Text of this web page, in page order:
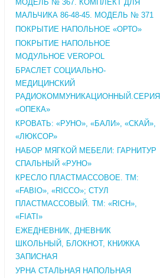
МОДЕЛЬ № 367. КОМПЛЕКТ ДЛЯ
МАЛЬЧИКА 86-48-45. МОДЕЛЬ № 371
ПОКРЫТИЕ НАПОЛЬНОЕ «ОРТО»
ПОКРЫТИЕ НАПОЛЬНОЕ
МОДУЛЬНОЕ VEROPOL
БРАСЛЕТ СОЦИАЛЬНО-
МЕДИЦИНСКИЙ
РАДИОКОММУНИКАЦИОННЫЙ.СЕРИЯ
«ОПЕКА»
КРОВАТЬ: «РУНО», «БАЛИ», «СКАЙ»,
«ЛЮКСОР»
НАБОР МЯГКОЙ МЕБЕЛИ: ГАРНИТУР
СПАЛЬНЫЙ «РУНО»
КРЕСЛО ПЛАСТМАССОВОЕ. ТМ:
«FABIO», «RICCO»; СТУЛ
ПЛАСТМАССОВЫЙ. ТМ: «RICH»,
«FIATI»
ЕЖЕДНЕВНИК, ДНЕВНИК
ШКОЛЬНЫЙ, БЛОКНОТ, КНИЖКА
ЗАПИСНАЯ
УРНА СТАЛЬНАЯ НАПОЛЬНАЯ